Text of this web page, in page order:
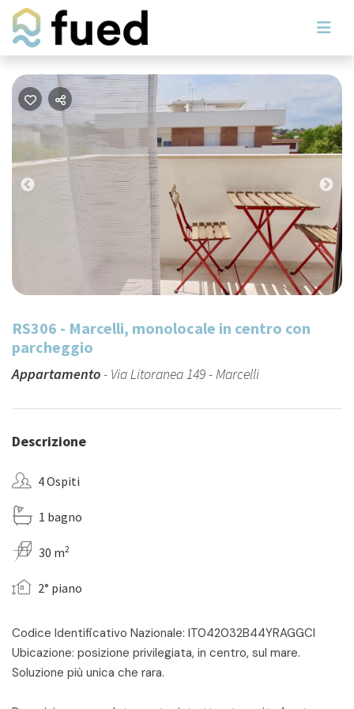
RS306 - Marcelli, monolocale in centro con
parcheggio
Appartamento- Via Litoranea 149 - Marcelli
Descrizione
4 Ospiti
1 bagno
30 m2
2° piano
Codice Identificativo Nazionale: IT042032B44YRAGGCI
Ubicazione: posizione privilegiata, in centro, sul mare.
Soluzione più unica che rara.